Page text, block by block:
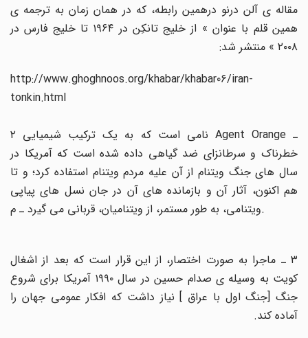
مقاله ی آلن درنو درهمین رابطه، که در همان زمان به ترجمه ی
همین قلم با عنوان«
از خلیج تانکِن در ۱۹۶۴ تا خلیج فارس در
۲۰۰۸ » منتشر شد
:
http://www.ghoghnoos.org/khabar/khabar06/iran-
tonkin.html
Agent Orangeنامی است که به یک ترکیب شیمیایی
خطرناک و سرطانزای ضد گیاهی داده شده است که آمریکا در
سال های جنگ ویتنام از آن علیه مردم ویتنام استفاده کرد؛ و تا
هم اکنون، آثار آن و بازمانده های آن در جان نسل های پیاپی
ویتنامی، به طور مستمر، از ویتنامیان، قربانی می گیرد ـ م
۳ ـ ماجرا به صورت اختصار، از این قرار است که بعد از اشغال
کویت به وسیله ی صدام حسین در سال ۱۹۹۰ آمریکا برای شروع
جنگ [جنگ اول با عراق ] نیاز داشت که افکار عمومی جهان را
آماده کند.